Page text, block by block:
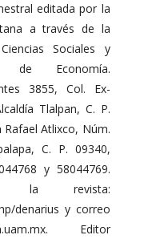
editada por la
a través de la
Sociales y
de Economía.
3855, Col. Ex-
Tlalpan, C. P.
Rafael Atlixco, Núm.
C. P. 09340,
y 58044769.
la revista:
denarius y correo
Editor